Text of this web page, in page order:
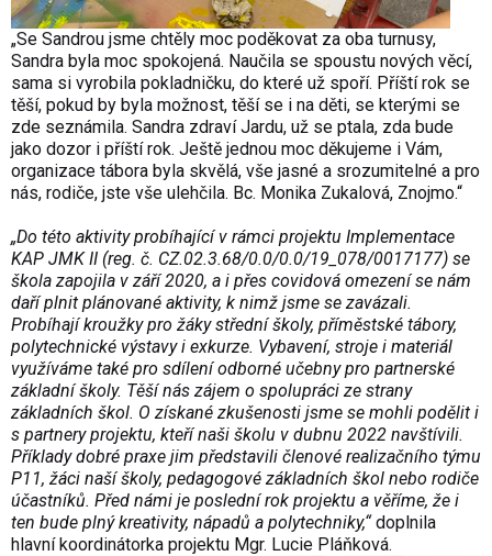
„Se Sandrou jsme chtěly moc poděkovat za oba turnusy,
Sandra byla moc spokojená. Naučila se spoustu nových věcí,
sama si vyrobila pokladničku, do které už spoří. Příští rok se
těší, pokud by byla možnost, těší se i na děti, se kterými se
zde seznámila. Sandra zdraví Jardu, už se ptala, zda bude
jako dozor i příští rok. Ještě jednou moc děkujeme i Vám,
organizace tábora byla skvělá, vše jasné a srozumitelné a pro
nás, rodiče, jste vše ulehčila. Bc. Monika Zukalová, Znojmo.“
„Do této aktivity probíhající v rámci projektu Implementace
KAP JMK II (reg. č. CZ.02.3.68/0.0/0.0/19_078/0017177) se
škola zapojila v září 2020, a i přes covidová omezení se nám
daří plnit plánované aktivity, k nimž jsme se zavázali.
Probíhají kroužky pro žáky střední školy, příměstské tábory,
polytechnické výstavy i exkurze. Vybavení, stroje i materiál
využíváme také pro sdílení odborné učebny pro partnerské
základní školy. Těší nás zájem o spolupráci ze strany
základních škol. O získané zkušenosti jsme se mohli podělit i
s partnery projektu, kteří naši školu v dubnu 2022 navštívili.
Příklady dobré praxe jim představili členové realizačního týmu
P11, žáci naší školy, pedagogové základních škol nebo rodiče
účastníků. Před námi je poslední rok projektu a věříme, že i
ten bude plný kreativity, nápadů a polytechniky,“doplnila
hlavní koordinátorka projektu Mgr. Lucie Pláňková.